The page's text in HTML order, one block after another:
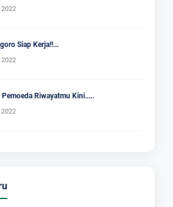
Siap Kerja!!...
Pemoeda Riwayatmu Kini.....